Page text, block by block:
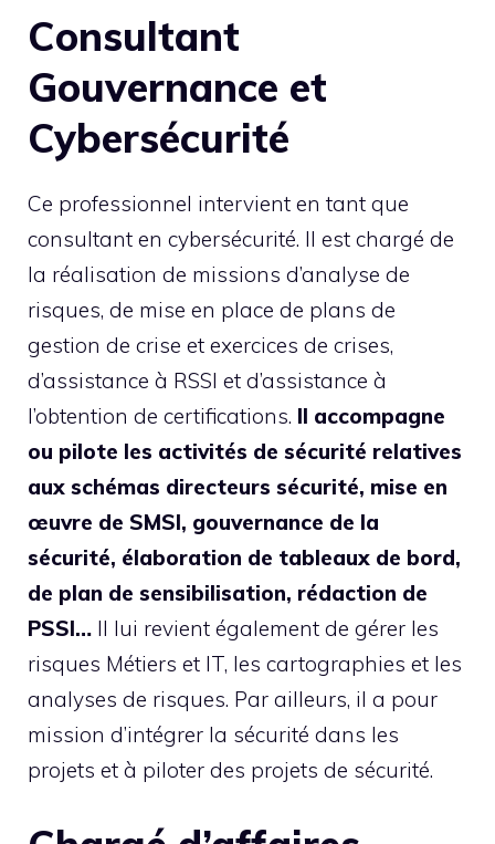
Consultant
Gouvernance et
Cybersécurité
Ce professionnel intervient en tant que
consultant en cybersécurité. Il est chargé de
la réalisation de missions d’analyse de
risques, de mise en place de plans de
gestion de crise et exercices de crises,
d’assistance à RSSI et d’assistance à
l’obtention de certifications. Il accompagne
ou pilote les activités de sécurité relatives
aux schémas directeurs sécurité, mise en
œuvre de SMSI, gouvernance de la
sécurité, élaboration de tableaux de bord,
de plan de sensibilisation, rédaction de
PSSI… Il lui revient également de gérer les
risques Métiers et IT, les cartographies et les
analyses de risques. Par ailleurs, il a pour
mission d’intégrer la sécurité dans les
projets et à piloter des projets de sécurité.